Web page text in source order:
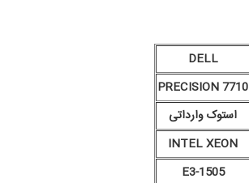
DELL
PRECISION 7710
استوک وارداتی
INTEL XEON
E3-1505